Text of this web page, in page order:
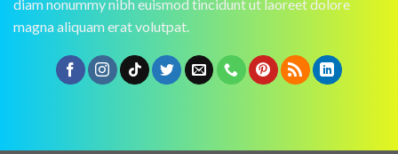
diam nonummy nibh euismod tincidunt ut laoreet dolore
magna aliquam erat volutpat.